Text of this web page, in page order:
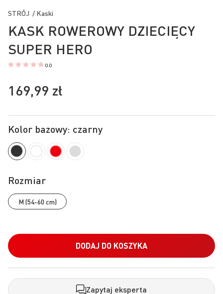
na
początek
galerii
KASK ROWEROWY DZIECIĘCY
SUPER HERO
0.0
STRÓJ / Kaski
Kolor bazowy: czarny
Rozmiar
M (54-60 cm)
DODAJ DO KOSZYKA
Zapytaj eksperta
169,99 zł